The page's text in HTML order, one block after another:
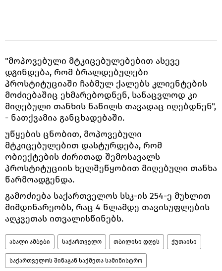
"მოპოვებული მტკიცებულებებით ასევე
დგინდება, რომ ბრალდებულები
პროსტიტუციაში ჩაბმულ ქალებს კლიენტების
მოძიებაშიც ეხმარებოდნენ, სანაცვლოდ კი
მიღებული თანხის ნაწილს თავადაც იღებდნენ",
- ნათქვამია განცხადებაში.
უწყების ცნობით, მოპოვებული
მტკიცებულებით დასტურდება, რომ
ობიექტების ძირითად შემოსავალს
პროსტიტუციის ხელშეწყობით მიღებული თანხა
წარმოადგენდა.
გამოძიება საქართველოს სსკ-ის 254-ე მუხლით
მიმდინარეობს, რაც 4 წლამდე თავისუფლების
აღკვეთას ითვალისწინებს.
ახალი ამბები საქართველო თბილისი დღეს ქუთაისი
საქართველოს შინაგან საქმეთა სამინისტრო